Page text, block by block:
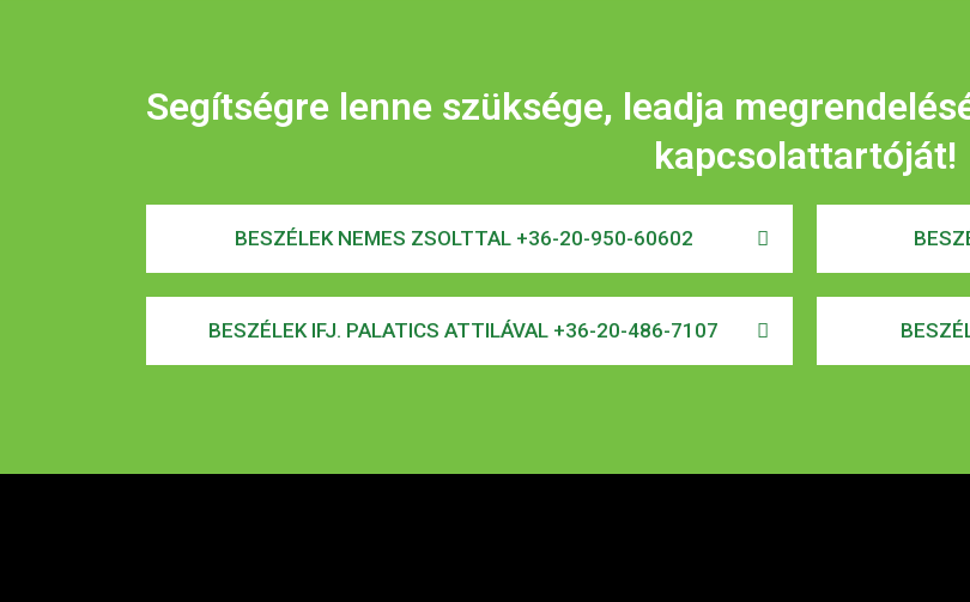
Segítségre lenne szüksége, leadja
kapcsolattartóját!
BESZÉLEK NEMES ZSOLTTAL +36-20-950-60602
BESZÉLEK IFJ. PALATICS ATTILÁVAL +36-20-486-7107